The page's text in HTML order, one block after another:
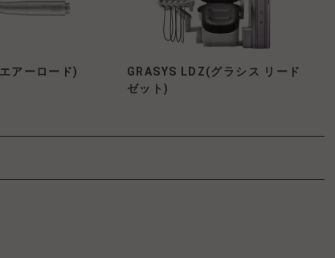
アーロード)
GRASYS LDZ(グラシス リード
ゼット)